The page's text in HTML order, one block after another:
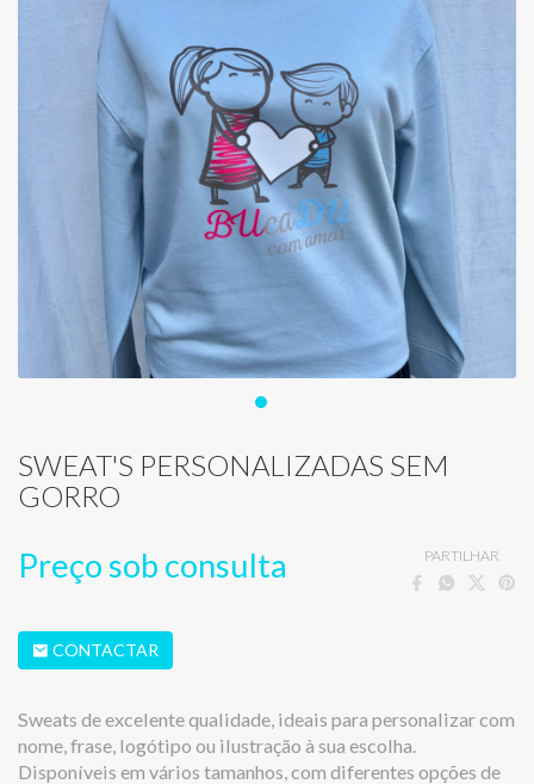
SWEAT'S PERSONALIZADAS SEM
GORRO
Preço sob consulta PARTILHAR
CONTACTAR
Sweats de excelente qualidade, ideais para personalizar com
nome, frase, logótipo ou ilustração à sua escolha.
Disponíveis em vários tamanhos, com diferentes opções de